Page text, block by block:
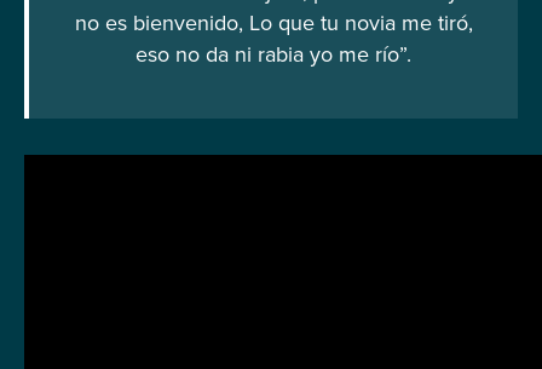
no es bienvenido, Lo que tu novia me tiró,
eso no da ni rabia yo me río”.